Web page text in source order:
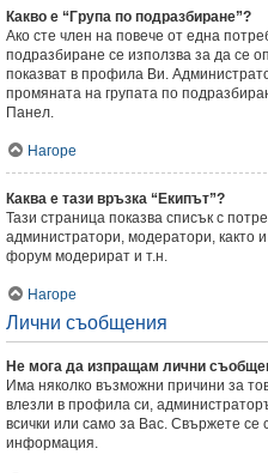
Какво е “Група по подразбиране”?
Ако сте член на повече от една
подразбиране се използва за да се
показват в профила Ви.
промяната на групата по
Панел.
Нагоре
Каква е тази връзка “Екипът”?
Тази страница показва списък с
администратори, модератори, както
форум модерират и т.н.
Нагоре
Лични съобщения
Не мога да изпращам лични
Има няколко възможни причини за
влезли в профила си,
всички или само за Вас. Свържете се
информация.